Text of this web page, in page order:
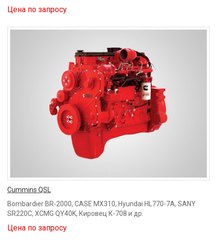
Цена по запросу
Cummins QSL
Bombardier BR-2000, CASE MX310, Hyundai HL770-7A, SANY
SR220C, XCMG QY40K, Кировец К-708 и др.
Цена по запросу